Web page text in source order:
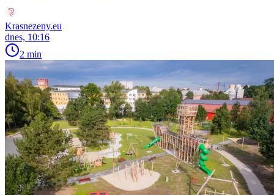
Krasnezeny.eu
dnes, 10:16
2 min